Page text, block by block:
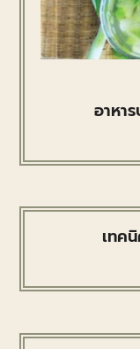
อาหา
เทค